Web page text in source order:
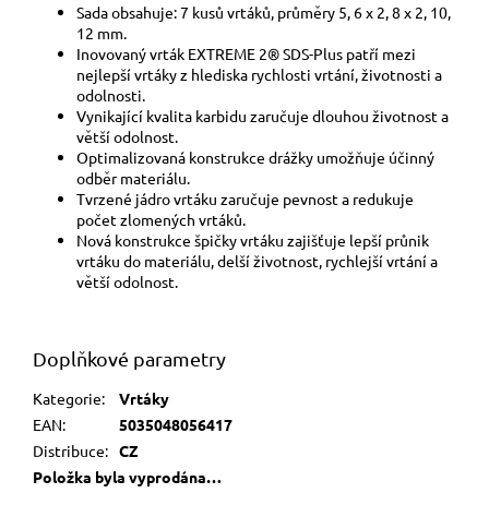
Sada obsahuje: 7 kusů vrtáků, průměry 5, 6 x 2, 8 x 2, 10,
12 mm.
Inovovaný vrták EXTREME 2® SDS-Plus patří mezi
nejlepší vrtáky z hlediska rychlosti vrtání, životnosti a
odolnosti.
Vynikající kvalita karbidu zaručuje dlouhou životnost a
větší odolnost.
Optimalizovaná konstrukce drážky umožňuje účinný
odběr materiálu.
Tvrzené jádro vrtáku zaručuje pevnost a redukuje
počet zlomených vrtáků.
Nová konstrukce špičky vrtáku zajišťuje lepší průnik
vrtáku do materiálu, delší životnost, rychlejší vrtání a
větší odolnost.
Doplňkové parametry
Kategorie:
Vrtáky
EAN:
5035048056417
Distribuce: CZ
Položka byla vyprodána…